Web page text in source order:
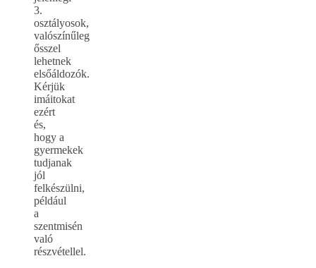
3.
osztályosok,
valószínűleg
ősszel
lehetnek
elsőáldozók.
Kérjük
imáitokat
ezért
és,
hogy a
gyermekek
tudjanak
jól
felkészülni,
például
a
szentmisén
való
részvétellel.